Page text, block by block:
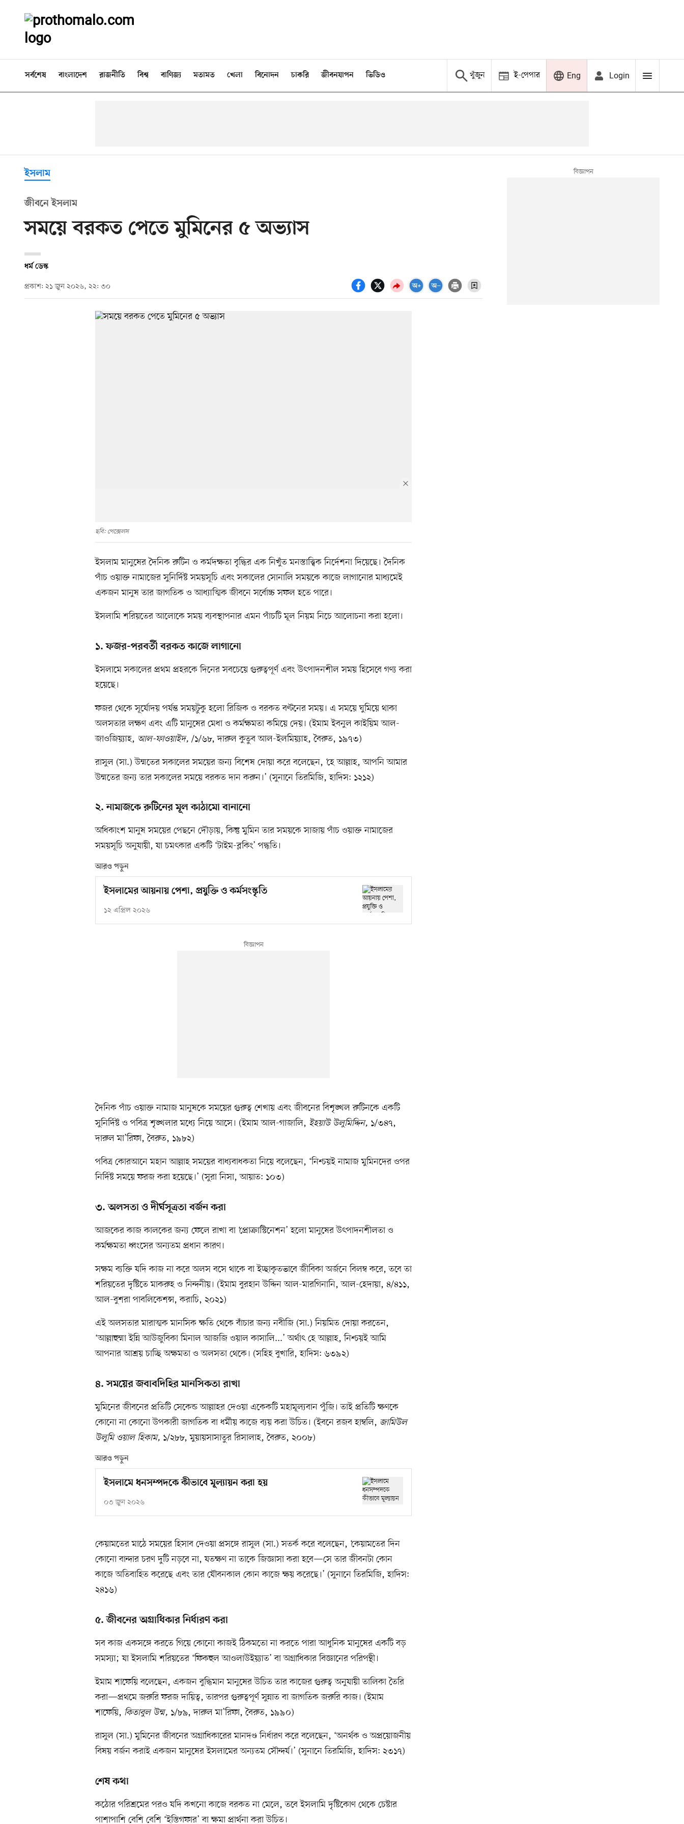
সর্বশেষ বাংলাদেশ রাজনীতি বিশ্ব বাণিজ্য মতামত খেলা বিনোদন চাকরি জীবনযাপন ভিডিও খুঁজুন ই-পেপার Eng Login
ইসলাম
জীবনে ইসলাম
সময়ে বরকত পেতে মুমিনের ৫ অভ্যাস
ধর্ম ডেস্ক
প্রকাশ: ২১ জুন ২০২৬, ২২: ৩০
ছবি: পেক্সেলস
ইসলাম মানুষের দৈনিক রুটিন ও কর্মদক্ষতা বৃদ্ধির এক নিখুঁত মনস্তাত্ত্বিক নির্দেশনা দিয়েছে। দৈনিক
পাঁচ ওয়াক্ত নামাজের সুনির্দিষ্ট সময়সূচি এবং সকালের সোনালি সময়কে কাজে লাগানোর মাধ্যমেই
একজন মানুষ তার জাগতিক ও আধ্যাত্মিক জীবনে সর্বোচ্চ সফল হতে পারে।
ইসলামি শরিয়তের আলোকে সময় ব্যবস্থাপনার এমন পাঁচটি মূল নিয়ম নিচে আলোচনা করা হলো।
১. ফজর-পরবর্তী বরকত কাজে লাগানো
ইসলামে সকালের প্রথম প্রহরকে দিনের সবচেয়ে গুরুত্বপূর্ণ এবং উৎপাদনশীল সময় হিসেবে গণ্য করা
হয়েছে।
ফজর থেকে সূর্যোদয় পর্যন্ত সময়টুকু হলো রিজিক ও বরকত বণ্টনের সময়। এ সময়ে ঘুমিয়ে থাকা
অলসতার লক্ষণ এবং এটি মানুষের মেধা ও কর্মক্ষমতা কমিয়ে দেয়। (ইমাম ইবনুল কাইয়িম আল-
জাওজিয়্যাহ, আল-ফাওয়াইদ, /১/৬৮, দারুল কুতুব আল-ইলমিয়্যাহ, বৈরুত, ১৯৭৩)
রাসুল (সা.) উম্মতের সকালের সময়ের জন্য বিশেষ দোয়া করে বলেছেন, ‘হে আল্লাহ, আপনি আমার
উম্মতের জন্য তার সকালের সময়ে বরকত দান করুন।’ (সুনানে তিরমিজি, হাদিস: ১২১২)
২. নামাজকে রুটিনের মূল কাঠামো বানানো
অধিকাংশ মানুষ সময়ের পেছনে দৌড়ায়, কিন্তু মুমিন তার সময়কে সাজায় পাঁচ ওয়াক্ত নামাজের
সময়সূচি অনুযায়ী, যা চমৎকার একটি ‘টাইম-ব্লকিং’ পদ্ধতি।
আরও পড়ুন
ইসলামের আয়নায় পেশা, প্রযুক্তি ও কর্মসংস্কৃতি
১২ এপ্রিল ২০২৬
দৈনিক পাঁচ ওয়াক্ত নামাজ মানুষকে সময়ের গুরুত্ব শেখায় এবং জীবনের বিশৃঙ্খল রুটিনকে একটি
সুনির্দিষ্ট ও পবিত্র শৃঙ্খলার মধ্যে নিয়ে আসে। (ইমাম আল-গাজালি, ইহয়াউ উলুমিদ্দিন, ১/৩৪৭,
দারুল মা’রিফা, বৈরুত, ১৯৮২)
পবিত্র কোরআনে মহান আল্লাহ সময়ের বাধ্যবাধকতা নিয়ে বলেছেন, ‘নিশ্চয়ই নামাজ মুমিনদের ওপর
নির্দিষ্ট সময়ে ফরজ করা হয়েছে।’ (সুরা নিসা, আয়াত: ১০৩)
৩. অলসতা ও দীর্ঘসূত্রতা বর্জন করা
আজকের কাজ কালকের জন্য ফেলে রাখা বা ‘প্রোক্রাস্টিনেশন’ হলো মানুষের উৎপাদনশীলতা ও
কর্মক্ষমতা ধ্বংসের অন্যতম প্রধান কারণ।
সক্ষম ব্যক্তি যদি কাজ না করে অলস বসে থাকে বা ইচ্ছাকৃতভাবে জীবিকা অর্জনে বিলম্ব করে, তবে তা
শরিয়তের দৃষ্টিতে মাকরুহ ও নিন্দনীয়। (ইমাম বুরহান উদ্দিন আল-মারগিনানি, আল-হেদায়া, ৪/৪১১,
আল-বুশরা পাবলিকেশন্স, করাচি, ২০২১)
এই অলসতার মারাত্মক মানসিক ক্ষতি থেকে বাঁচার জন্য নবীজি (সা.) নিয়মিত দোয়া করতেন,
‘আল্লাহুম্মা ইন্নি আউজুবিকা মিনাল আজজি ওয়াল কাসালি...’ অর্থাৎ হে আল্লাহ, নিশ্চয়ই আমি
আপনার আশ্রয় চাচ্ছি অক্ষমতা ও অলসতা থেকে। (সহিহ বুখারি, হাদিস: ৬৩৯২)
৪. সময়ের জবাবদিহির মানসিকতা রাখা
মুমিনের জীবনের প্রতিটি সেকেন্ড আল্লাহর দেওয়া একেকটি মহামূল্যবান পুঁজি। তাই প্রতিটি ক্ষণকে
কোনো না কোনো উপকারী জাগতিক বা ধর্মীয় কাজে ব্যয় করা উচিত। (ইবনে রজব হাম্বলি, জামিউল
উলুমি ওয়াল হিকাম, ১/২৮৮, মুয়ায়সাসাতুর রিসালাহ, বৈরুত, ২০০৮)
আরও পড়ুন
ইসলামে ধনসম্পদকে কীভাবে মূল্যায়ন করা হয়
০৩ জুন ২০২৬
কেয়ামতের মাঠে সময়ের হিসাব দেওয়া প্রসঙ্গে রাসুল (সা.) সতর্ক করে বলেছেন, ‘কেয়ামতের দিন
কোনো বান্দার চরণ দুটি নড়বে না, যতক্ষণ না তাকে জিজ্ঞাসা করা হবে—সে তার জীবনটা কোন
কাজে অতিবাহিত করেছে এবং তার যৌবনকাল কোন কাজে ক্ষয় করেছে।’ (সুনানে তিরমিজি, হাদিস:
২৪১৬)
৫. জীবনের অগ্রাধিকার নির্ধারণ করা
সব কাজ একসঙ্গে করতে গিয়ে কোনো কাজই ঠিকমতো না করতে পারা আধুনিক মানুষের একটি বড়
সমস্যা; যা ইসলামি শরিয়তের ‘ফিকহুল আওলাউইয়্যাত’ বা অগ্রাধিকার বিজ্ঞানের পরিপন্থী।
ইমাম শাফেয়ি বলেছেন, একজন বুদ্ধিমান মানুষের উচিত তার কাজের গুরুত্ব অনুযায়ী তালিকা তৈরি
করা—প্রথমে জরুরি ফরজ দায়িত্ব, তারপর গুরুত্বপূর্ণ সুন্নাত বা জাগতিক জরুরি কাজ। (ইমাম
শাফেয়ি, কিতাবুল উম্ম, ১/৮৯, দারুল মা’রিফা, বৈরুত, ১৯৯০)
রাসুল (সা.) মুমিনের জীবনের অগ্রাধিকারের মানদণ্ড নির্ধারণ করে বলেছেন, ‘অনর্থক ও অপ্রয়োজনীয়
বিষয় বর্জন করাই একজন মানুষের ইসলামের অন্যতম সৌন্দর্য।’ (সুনানে তিরমিজি, হাদিস: ২৩১৭)
শেষ কথা
কঠোর পরিশ্রমের পরও যদি কখনো কাজে বরকত না মেলে, তবে ইসলামি দৃষ্টিকোণ থেকে চেষ্টার
পাশাপাশি বেশি বেশি ‘ইস্তিগফার’ বা ক্ষমা প্রার্থনা করা উচিত।